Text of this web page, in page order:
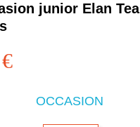
junior Elan
OCCASION